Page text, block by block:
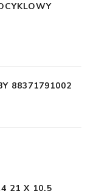
88371791002
21 X 10,5